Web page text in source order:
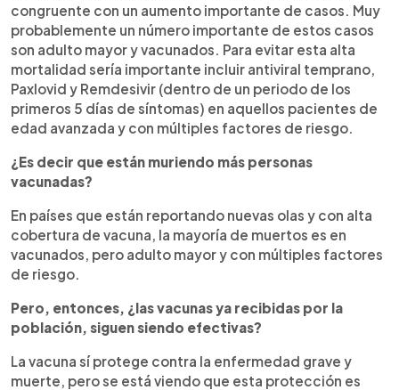
congruente con un aumento importante de casos. Muy
probablemente un número importante de estos casos
son adulto mayor y vacunados. Para evitar esta alta
mortalidad sería importante incluir antiviral temprano,
Paxlovid y Remdesivir (dentro de un periodo de los
primeros 5 días de síntomas) en aquellos pacientes de
edad avanzada y con múltiples factores de riesgo.
¿Es decir que están muriendo más personas
vacunadas?
En países que están reportando nuevas olas y con alta
cobertura de vacuna, la mayoría de muertos es en
vacunados, pero adulto mayor y con múltiples factores
de riesgo.
Pero, entonces, ¿las vacunas ya recibidas por la
población, siguen siendo efectivas?
La vacuna sí protege contra la enfermedad grave y
muerte, pero se está viendo que esta protección es